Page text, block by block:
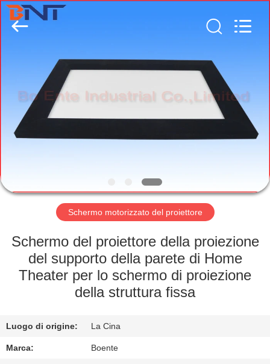
PRODOTTI
CIRCA
GIRO
FABBRICA
CONTROLLO
CONTATTICI
(Bo
Ente
Industrial
Co.,
Limited).
Schermo motorizzato del proiettore
Schermo del proiettore della proiezione
del supporto della parete di Home
Theater per lo schermo di proiezione
della struttura fissa
Luogo di origine: La Cina
Marca: Boente